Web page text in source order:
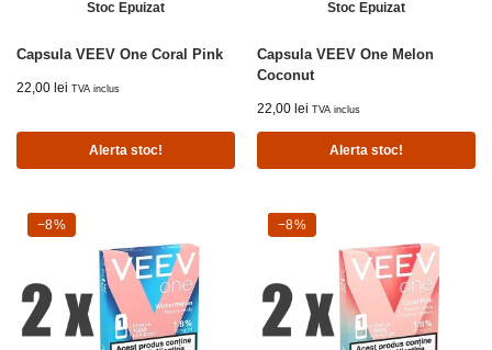
Stoc Epuizat
Capsula VEEV One Coral Pink
22,00 lei TVA inclus
Alerta stoc!
Stoc Epuizat
Capsula VEEV One Melon
Coconut
22,00 lei TVA inclus
Alerta stoc!
-8%
−8% -8%
−8%